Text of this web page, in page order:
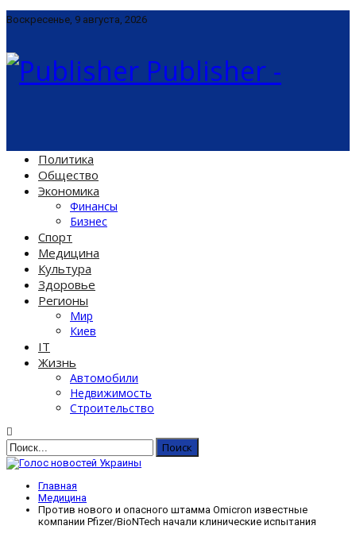
Воскресенье, 9 августа, 2026
Publisher -
Политика
Общество
Экономика
Финансы
Бизнес
Спорт
Медицина
Культура
Здоровье
Регионы
Мир
Киев
IT
Жизнь
Автомобили
Недвижимость
Строительство
Главная
Медицина
Против нового и опасного штамма Omicron известные
компании Pfizer/BioNTech начали клинические испытания